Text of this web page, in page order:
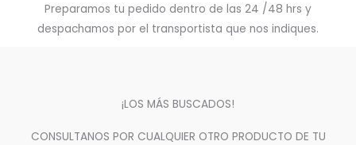
Preparamos tu pedido dentro de las 24 /48 hrs y
despachamos por el transportista que nos indiques.
¡LOS MÁS BUSCADOS!
CONSULTANOS POR CUALQUIER OTRO PRODUCTO DE TU